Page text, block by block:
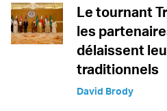
Le tournant
les
délaissent
traditionnels
David Brody